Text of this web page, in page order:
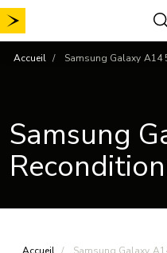
Aller
au
Accueil Samsung Galaxy A14
Samsung